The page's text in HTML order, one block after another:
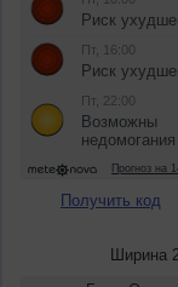
Получить код
Ширина